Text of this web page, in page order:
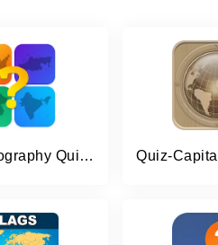
World Geography Quiz Game